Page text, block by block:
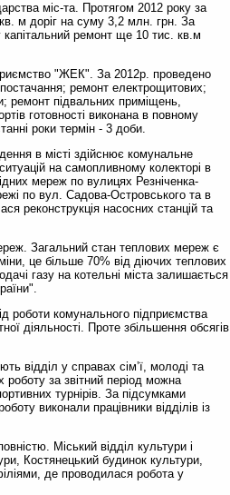
міс-та. Протягом 2012 року за
м доріг на суму 3,2 млн. грн. За
ремонт ще 10 тис. кв.м
"ЖЕК". За 2012р. проведено
ремонт електрощитових;
ремонт підвальних приміщень,
готовності виконана в повному
роки термін - 3 доби.
в місті здійснює комунальне
на самопливному колекторі в
мереж по вулицях Резніченка-
по вул. Садова-Островського та в
реконструкція насосних станцій та
Загальний стан теплових мереж є
це більше 70% від діючих теплових
газу на котельні міста залишається
роботи комунального підприємства
діяльності. Проте збільшення обсягів
відділ у справах сім’ї, молоді та
роботу за звітний період можна
турнірів. За підсумками
виконали працівники відділів із
Міський відділ культури і
Костянецький будинок культури,
де проводилася робота у